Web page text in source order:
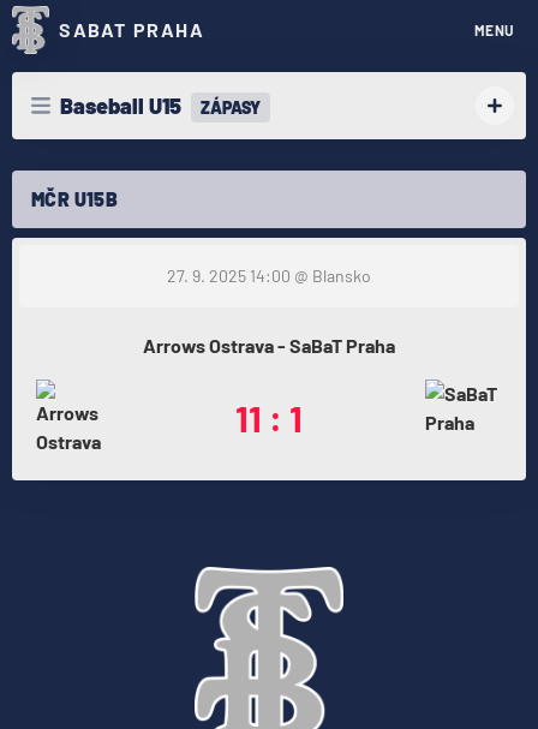
SABAT PRAHA MENU
Baseball U15 ZÁPASY
MČR U15B
27. 9. 2025 14:00 @ Blansko
Arrows Ostrava - SaBaT Praha
11 : 1